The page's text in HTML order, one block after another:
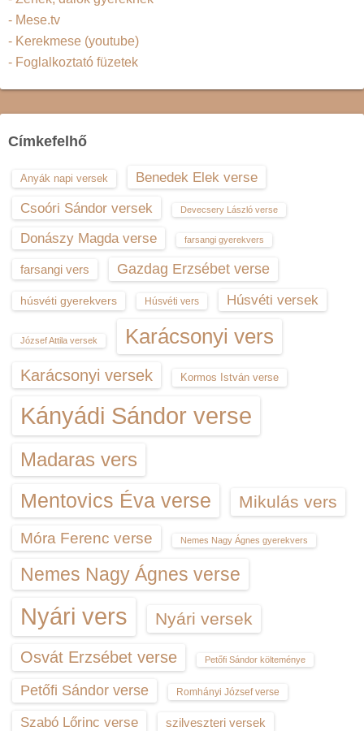
- Mese.tv
- Kerekmese (youtube)
- Foglalkoztató füzetek
Címkefelhő
Anyák napi versek
Benedek Elek verse
Csoóri Sándor versek
Devecsery László verse
Donászy Magda verse farsangi gyerekvers
farsangi vers Gazdag Erzsébet verse
húsvéti gyerekvers Húsvéti vers Húsvéti versek
József Attila versek Karácsonyi vers
Karácsonyi versek Kormos István verse
Kányádi Sándor verse
Madaras vers
Mentovics Éva verse Mikulás vers
Móra Ferenc verse Nemes Nagy Ágnes gyerekvers
Nemes Nagy Ágnes verse
Nyári vers Nyári versek
Osvát Erzsébet verse Petőfi Sándor költeménye
Petőfi Sándor verse Romhányi József verse
Szabó Lőrinc verse szilveszteri versek